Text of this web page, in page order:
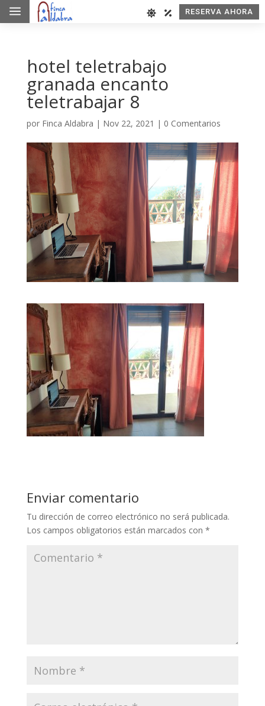
a RESERVA AHORA
hotel teletrabajo
granada encanto
teletrabajar 8
por Finca Aldabra | Nov 22, 2021 | 0 Comentarios
Enviar comentario
Tu dirección de correo electrónico no será publicada.
Los campos obligatorios están marcados con *